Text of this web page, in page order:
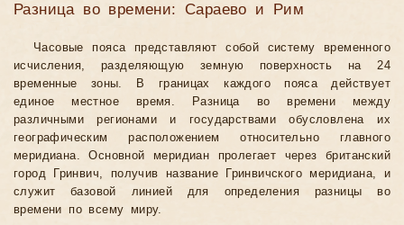
Разница во времени: Сараево и Рим
Часовые пояса представляют собой систему временного
исчисления, разделяющую земную поверхность на 24
временные зоны. В границах каждого пояса действует
единое местное время. Разница во времени между
различными регионами и государствами обусловлена их
географическим расположением относительно главного
меридиана. Основной меридиан пролегает через британский
город Гринвич, получив название Гринвичского меридиана, и
служит базовой линией для определения разницы во
времени по всему миру.